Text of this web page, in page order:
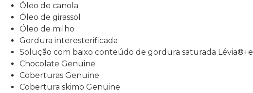
Óleo de canola
Óleo de girassol
Óleo de milho
Gordura interesterificada
Solução com baixo conteúdo de gordura saturada Lévia®+e
Chocolate Genuine
Coberturas Genuine
Cobertura skimo Genuine